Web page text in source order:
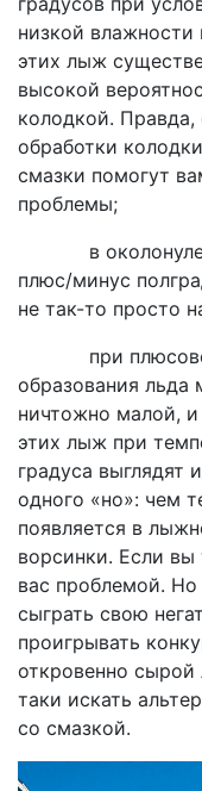
низкой
этих лыж
высокой
колодкой.
обработки
смазки помогут
проблемы;
в
плюс/минус
не так-то просто
при плюсовой
образования льда
ничтожно малой,
этих лыж при
градуса выглядят
одного «но»: чем
появляется в
ворсинки. Если вы
вас проблемой.
сыграть свою
проигрывать
откровенно
таки искать
со смазкой.